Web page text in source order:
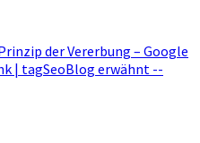
der Vererbung – Google
| tagSeoBlog erwähnt --